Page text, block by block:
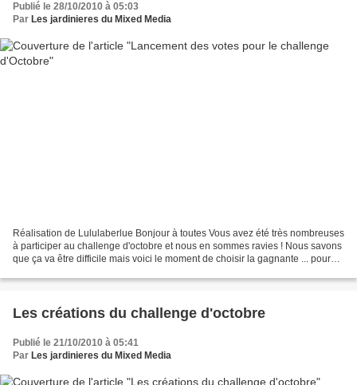
Publié le 28/10/2010 à 05:03
Par Les jardinieres du Mixed Media
Réalisation de Lululaberlue Bonjour à toutes Vous avez été très nombreuses
à participer au challenge d'octobre et nous en sommes ravies ! Nous savons
que ça va être difficile mais voici le moment de choisir la gagnante ... pour
Les créations du challenge d'octobre
Publié le 21/10/2010 à 05:41
Par Les jardinieres du Mixed Media